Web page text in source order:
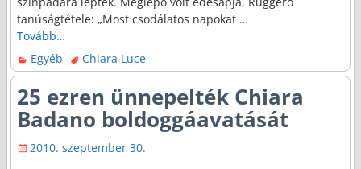
tanúságtétele: „Most csodálatos napokat …
Tovább…
Egyéb
Chiara Luce
25 ezren ünnepelték Chiara
Badano boldoggáavatását
2010. szeptember 30.